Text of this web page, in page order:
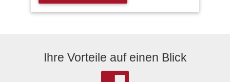
Ihre Vorteile auf einen Blick